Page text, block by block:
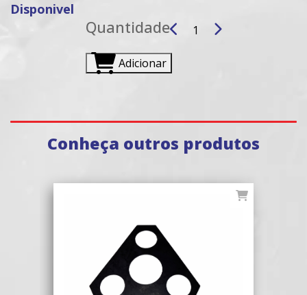
Disponivel
Quantidade
Adicionar
Conheça outros produtos